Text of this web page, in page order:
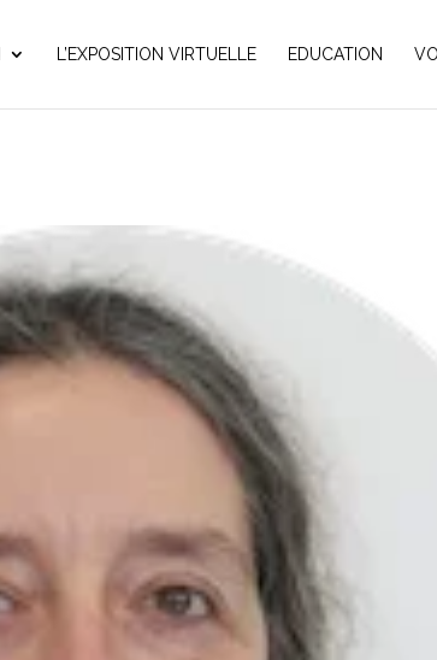
L’EXPOSITION VIRTUELLE EDUCATION